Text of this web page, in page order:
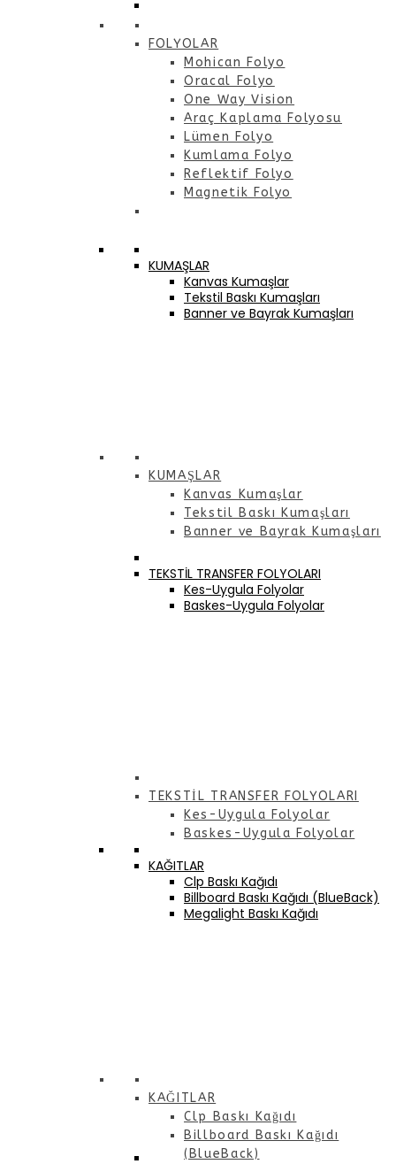
FOLYOLAR
Mohican Folyo
Oracal Folyo
One Way Vision
Araç Kaplama Folyosu
Lümen Folyo
Kumlama Folyo
Reflektif Folyo
Magnetik Folyo
KUMAŞLAR
Kanvas Kumaşlar
Tekstil Baskı Kumaşları
Banner ve Bayrak Kumaşları
TEKSTİL TRANSFER FOLYOLARI
Kes-Uygula Folyolar
Baskes-Uygula Folyolar
KAĞITLAR
Clp Baskı Kağıdı
Billboard Baskı Kağıdı
(BlueBack)
KUMAŞLAR
Kanvas Kumaşlar
Tekstil Baskı Kumaşları
Banner ve Bayrak Kumaşları
TEKSTİL TRANSFER FOLYOLARI
Kes-Uygula Folyolar
Baskes-Uygula Folyolar
KAĞITLAR
Clp Baskı Kağıdı
Billboard Baskı Kağıdı (BlueBack)
Megalight Baskı Kağıdı